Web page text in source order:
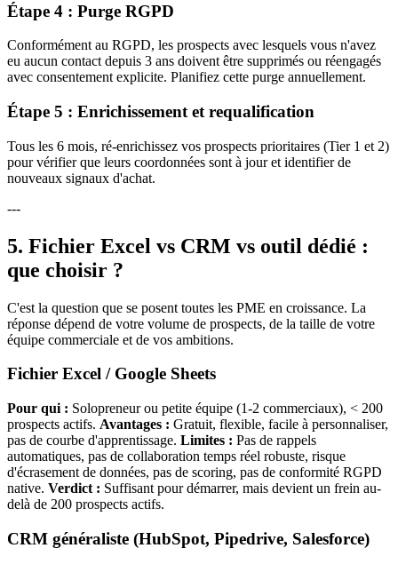
Étape 4 : Purge RGPD
Conformément au RGPD, les prospects avec lesquels vous n'avez
eu aucun contact depuis 3 ans doivent être supprimés ou réengagés
avec consentement explicite. Planifiez cette purge annuellement.
Étape 5 : Enrichissement et requalification
Tous les 6 mois, ré-enrichissez vos prospects prioritaires (Tier 1 et 2)
pour vérifier que leurs coordonnées sont à jour et identifier de
nouveaux signaux d'achat.
---
5. Fichier Excel vs CRM vs outil dédié :
que choisir ?
C'est la question que se posent toutes les PME en croissance. La
réponse dépend de votre volume de prospects, de la taille de votre
équipe commerciale et de vos ambitions.
Fichier Excel / Google Sheets
Pour qui : Solopreneur ou petite équipe (1-2 commerciaux), < 200
prospects actifs. Avantages : Gratuit, flexible, facile à personnaliser,
pas de courbe d'apprentissage. Limites : Pas de rappels
automatiques, pas de collaboration temps réel robuste, risque
d'écrasement de données, pas de scoring, pas de conformité RGPD
native. Verdict : Suffisant pour démarrer, mais devient un frein au-
delà de 200 prospects actifs.
CRM généraliste (HubSpot, Pipedrive, Salesforce)